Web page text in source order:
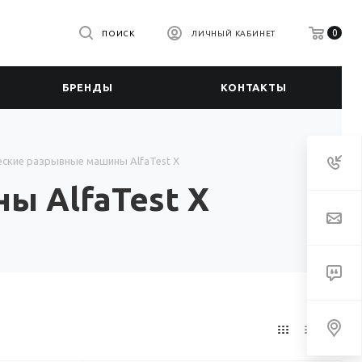
0
ЛИЧНЫЙ КАБИНЕТ
ПОИСК
БРЕНДЫ КОНТАКТЫ
разрывные машины AlfaTest X
AlfaTest X